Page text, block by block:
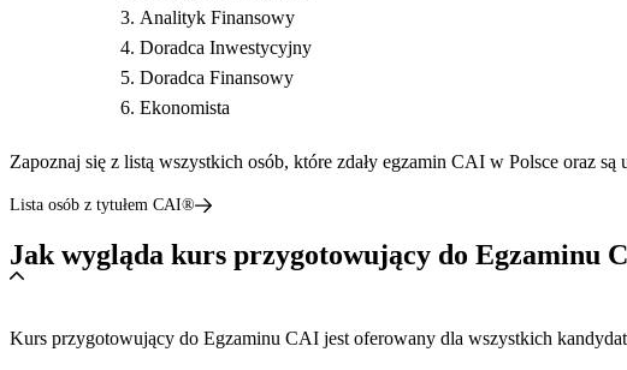
Analityk Finansowy
Doradca Inwestycyjny
Doradca Finansowy
Ekonomista
Zapoznaj się z listą wszystkich osób, które zdały egzamin CAI w Polsce oraz
Lista osób z tytułem CAI®
Jak wygląda kurs przygotowujący do Egzaminu
Kurs przygotowujący do Egzaminu CAI jest oferowany dla wszystkich